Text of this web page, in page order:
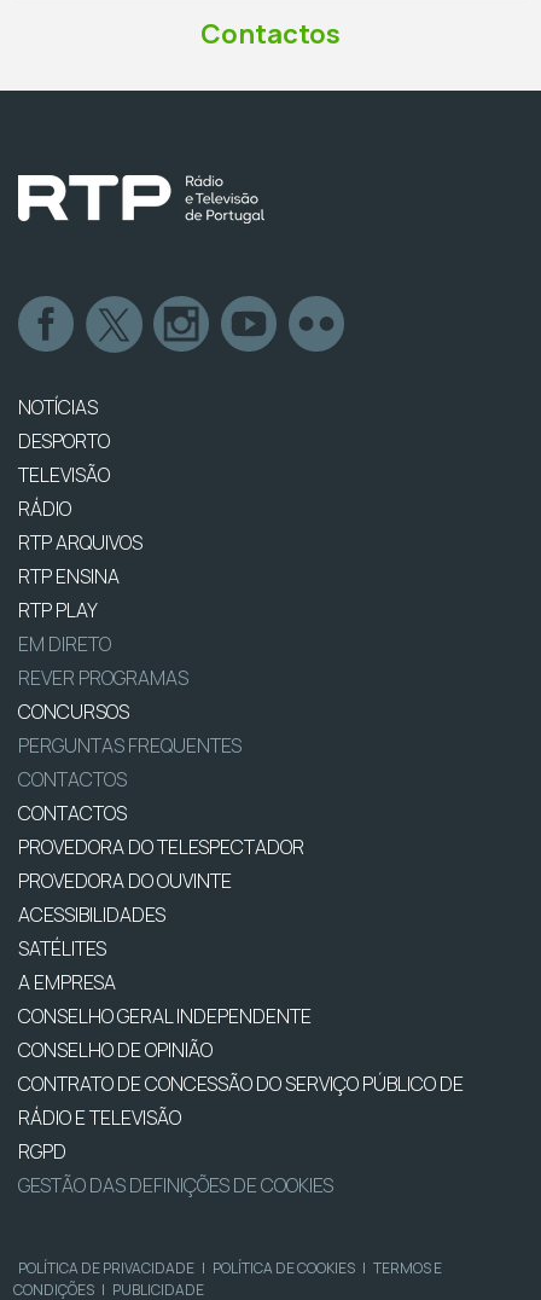
Contactos
NOTÍCIAS
DESPORTO
TELEVISÃO
RÁDIO
RTP ARQUIVOS
RTP ENSINA
RTP PLAY
EM DIRETO
REVER PROGRAMAS
CONCURSOS
PERGUNTAS FREQUENTES
CONTACTOS
CONTACTOS
PROVEDORA DO TELESPECTADOR
PROVEDORA DO OUVINTE
ACESSIBILIDADES
SATÉLITES
A EMPRESA
CONSELHO GERAL INDEPENDENTE
CONSELHO DE OPINIÃO
CONTRATO DE CONCESSÃO DO SERVIÇO PÚBLICO DE
RÁDIO E TELEVISÃO
RGPD
GESTÃO DAS DEFINIÇÕES DE COOKIES
POLÍTICA DE PRIVACIDADE | POLÍTICA DE COOKIES | TERMOS E
CONDIÇÕES | PUBLICIDADE